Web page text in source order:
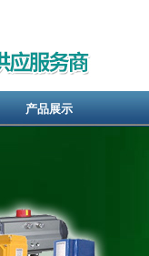
产品展示